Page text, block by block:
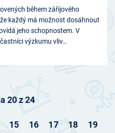
během zářijového
každý má možnost dosáhnout
jeho schopnostem. V
výzkumu vliv…
20 z 24
15 16 17 18
19